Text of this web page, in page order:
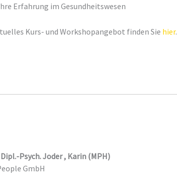
Erfahrung im Gesundheitswesen
Kurs- und Workshopangebot finden Sie hier.
Psych. Joder , Karin (MPH)
GmbH